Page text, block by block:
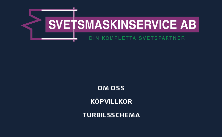
OM OSS
KÖPVILLKOR
TURBILSSCHEMA